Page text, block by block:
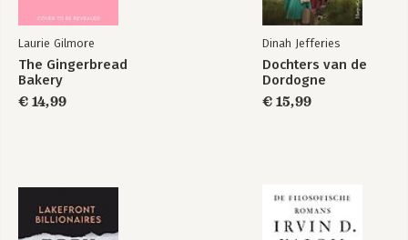
Laurie Gilmore
The Gingerbread
Bakery
€ 14,99
Dinah Jefferies
Dochters van de
Dordogne
€ 15,99